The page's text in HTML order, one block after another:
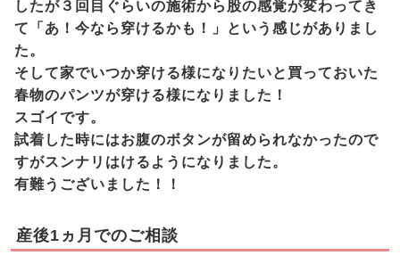
したが３回目ぐらいの施術から股の感覚が変わってき
て「あ！今なら穿けるかも！」という感じがありまし
た。
そして家でいつか穿ける様になりたいと買っておいた
春物のパンツが穿ける様になりました！
スゴイです。
試着した時にはお腹のボタンが留められなかったので
すがスンナリはけるようになりました。
有難うございました！！
産後1ヵ月でのご相談